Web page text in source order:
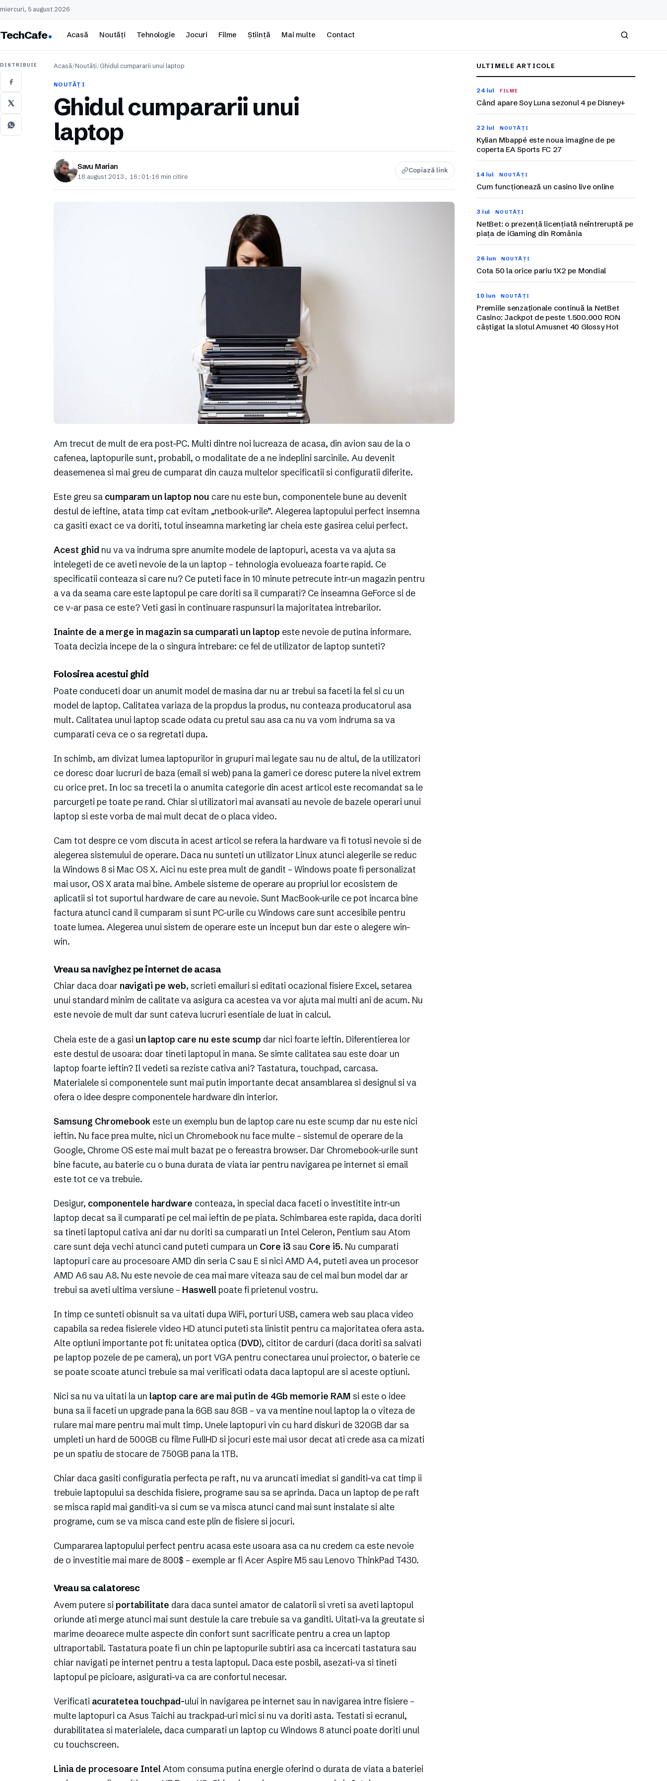
miercuri, 5 august 2026
TechCafe Acasă Noutăți Tehnologie Jocuri Filme Știință Mai multe Contact
Caută
DISTRIBUIE Acasă/Noutăți/Ghidul cumpararii unui laptop
NOUTĂȚI
Ghidul cumpararii unui
laptop
Savu Marian
18 august 2013, 16:01 ·16 min citire
Copiază link
Am trecut de mult de era post-PC. Multi dintre noi lucreaza de acasa, din avion sau de la o
cafenea, laptopurile sunt, probabil, o modalitate de a ne indeplini sarcinile. Au devenit
deasemenea si mai greu de cumparat din cauza multelor specificatii si configuratii diferite.
Este greu sa cumparam un laptop nou care nu este bun, componentele bune au devenit
destul de ieftine, atata timp cat evitam „netbook-urile”. Alegerea laptopului perfect insemna
ca gasiti exact ce va doriti, totul inseamna marketing iar cheia este gasirea celui perfect.
Acest ghid nu va va indruma spre anumite modele de laptopuri, acesta va va ajuta sa
intelegeti de ce aveti nevoie de la un laptop – tehnologia evolueaza foarte rapid. Ce
specificatii conteaza si care nu? Ce puteti face in 10 minute petrecute intr-un magazin pentru
a va da seama care este laptopul pe care doriti sa il cumparati? Ce inseamna GeForce si de
ce v-ar pasa ce este? Veti gasi in continuare raspunsuri la majoritatea intrebarilor.
Inainte de a merge in magazin sa cumparati un laptop este nevoie de putina informare.
Toata decizia incepe de la o singura intrebare: ce fel de utilizator de laptop sunteti?
Folosirea acestui ghid
Poate conduceti doar un anumit model de masina dar nu ar trebui sa faceti la fel si cu un
model de laptop. Calitatea variaza de la propdus la produs, nu conteaza producatorul asa
mult. Calitatea unui laptop scade odata cu pretul sau asa ca nu va vom indruma sa va
cumparati ceva ce o sa regretati dupa.
In schimb, am divizat lumea laptopurilor in grupuri mai legate sau nu de altul, de la utilizatori
ce doresc doar lucruri de baza (email si web) pana la gameri ce doresc putere la nivel extrem
cu orice pret. In loc sa treceti la o anumita categorie din acest articol este recomandat sa le
parcurgeti pe toate pe rand. Chiar si utilizatori mai avansati au nevoie de bazele operari unui
laptop si este vorba de mai mult decat de o placa video.
Cam tot despre ce vom discuta in acest articol se refera la hardware va fi totusi nevoie si de
alegerea sistemului de operare. Daca nu sunteti un utilizator Linux atunci alegerile se reduc
la Windows 8 si Mac OS X. Aici nu este prea mult de gandit – Windows poate fi personalizat
mai usor, OS X arata mai bine. Ambele sisteme de operare au propriul lor ecosistem de
aplicatii si tot suportul hardware de care au nevoie. Sunt MacBook-urile ce pot incarca bine
factura atunci cand il cumparam si sunt PC-urile cu Windows care sunt accesibile pentru
toate lumea. Alegerea unui sistem de operare este un inceput bun dar este o alegere win-
win.
Vreau sa navighez pe internet de acasa
Chiar daca doar navigati pe web, scrieti emailuri si editati ocazional fisiere Excel, setarea
unui standard minim de calitate va asigura ca acestea va vor ajuta mai multi ani de acum. Nu
este nevoie de mult dar sunt cateva lucruri esentiale de luat in calcul.
Cheia este de a gasi un laptop care nu este scump dar nici foarte ieftin. Diferentierea lor
este destul de usoara: doar tineti laptopul in mana. Se simte calitatea sau este doar un
laptop foarte ieftin? Il vedeti sa reziste cativa ani? Tastatura, touchpad, carcasa.
Materialele si componentele sunt mai putin importante decat ansamblarea si designul si va
ofera o idee despre componentele hardware din interior.
Samsung Chromebook este un exemplu bun de laptop care nu este scump dar nu este nici
ieftin. Nu face prea multe, nici un Chromebook nu face multe – sistemul de operare de la
Google, Chrome OS este mai mult bazat pe o fereastra browser. Dar Chromebook-urile sunt
bine facute, au baterie cu o buna durata de viata iar pentru navigarea pe internet si email
este tot ce va trebuie.
Desigur, componentele hardware conteaza, in special daca faceti o investitite intr-un
laptop decat sa il cumparati pe cel mai ieftin de pe piata. Schimbarea este rapida, daca doriti
sa tineti laptopul cativa ani dar nu doriti sa cumparati un Intel Celeron, Pentium sau Atom
care sunt deja vechi atunci cand puteti cumpara un Core i3 sau Core i5. Nu cumparati
laptopuri care au procesoare AMD din seria C sau E si nici AMD A4, puteti avea un procesor
AMD A6 sau A8. Nu este nevoie de cea mai mare viteaza sau de cel mai bun model dar ar
trebui sa aveti ultima versiune – Haswell poate fi prietenul vostru.
In timp ce sunteti obisnuit sa va uitati dupa WiFi, porturi USB, camera web sau placa video
capabila sa redea fisierele video HD atunci puteti sta linistit pentru ca majoritatea ofera asta.
Alte optiuni importante pot fi: unitatea optica (DVD), cititor de carduri (daca doriti sa salvati
pe laptop pozele de pe camera), un port VGA pentru conectarea unui proiector, o baterie ce
se poate scoate atunci trebuie sa mai verificati odata daca laptopul are si aceste optiuni.
Nici sa nu va uitati la un laptop care are mai putin de 4Gb memorie RAM si este o idee
buna sa ii faceti un upgrade pana la 6GB sau 8GB – va va mentine noul laptop la o viteza de
rulare mai mare pentru mai mult timp. Unele laptopuri vin cu hard diskuri de 320GB dar sa
umpleti un hard de 500GB cu filme FullHD si jocuri este mai usor decat ati crede asa ca mizati
pe un spatiu de stocare de 750GB pana la 1TB.
Chiar daca gasiti configuratia perfecta pe raft, nu va aruncati imediat si ganditi-va cat timp ii
trebuie laptopului sa deschida fisiere, programe sau sa se aprinda. Daca un laptop de pe raft
se misca rapid mai ganditi-va si cum se va misca atunci cand mai sunt instalate si alte
programe, cum se va misca cand este plin de fisiere si jocuri.
Cumpararea laptopului perfect pentru acasa este usoara asa ca nu credem ca este nevoie
de o investitie mai mare de 800$ – exemple ar fi Acer Aspire M5 sau Lenovo ThinkPad T430.
Vreau sa calatoresc
Avem putere si portabilitate dara daca suntei amator de calatorii si vreti sa aveti laptopul
oriunde ati merge atunci mai sunt destule la care trebuie sa va ganditi. Uitati-va la greutate si
marime deoarece multe aspecte din confort sunt sacrificate pentru a crea un laptop
ultraportabil. Tastatura poate fi un chin pe laptopurile subtiri asa ca incercati tastatura sau
chiar navigati pe internet pentru a testa laptopul. Daca este posbil, asezati-va si tineti
laptopul pe picioare, asigurati-va ca are confortul necesar.
Verificati acuratetea touchpad-ului in navigarea pe internet sau in navigarea intre fisiere –
multe laptopuri ca Asus Taichi au trackpad-uri mici si nu va doriti asta. Testati si ecranul,
durabilitatea si materialele, daca cumparati un laptop cu Windows 8 atunci poate doriti unul
cu touchscreen.
Linia de procesoare IntelAtom consuma putina energie oferind o durata de viata a bateriei
ULTIMELE ARTICOLE
24 iul FILME
Când apare Soy Luna sezonul 4 pe Disney+
22 iul NOUTĂȚI
Kylian Mbappé este noua imagine de pe
coperta EA Sports FC 27
14 iul NOUTĂȚI
Cum funcționează un casino live online
3 iul NOUTĂȚI
NetBet: o prezență licențiată neîntreruptă pe
piața de iGaming din România
26 iun NOUTĂȚI
Cota 50 la orice pariu 1X2 pe Mondial
10 iun NOUTĂȚI
Premiile senzaționale continuă la NetBet
Casino: Jackpot de peste 1.500.000 RON
câștigat la slotul Amusnet 40 Glossy Hot